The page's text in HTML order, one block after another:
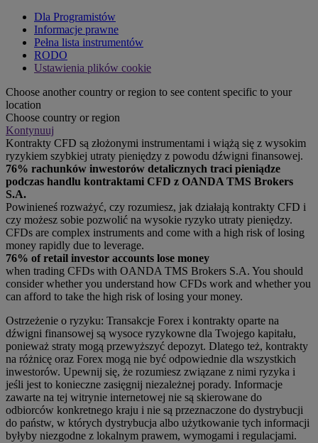
Dla Programistów
Informacje prawne
Pełna lista instrumentów
RODO
Ustawienia plików cookie
Choose another country or region to see content specific to your
location
Choose country or region
Kontynuuj
Kontrakty CFD są złożonymi instrumentami i wiążą się z wysokim
ryzykiem szybkiej utraty pieniędzy z powodu dźwigni finansowej.
76% rachunków inwestorów detalicznych traci pieniądze
podczas handlu kontraktami CFD z OANDA TMS Brokers
S.A.
Powinieneś rozważyć, czy rozumiesz, jak działają kontrakty CFD i
czy możesz sobie pozwolić na wysokie ryzyko utraty pieniędzy.
CFDs are complex instruments and come with a high risk of losing
money rapidly due to leverage.
76% of retail investor accounts lose money
when trading CFDs with OANDA TMS Brokers S.A. You should
consider whether you understand how CFDs work and whether you
can afford to take the high risk of losing your money.
Ostrzeżenie o ryzyku: Transakcje Forex i kontrakty oparte na
dźwigni finansowej są wysoce ryzykowne dla Twojego kapitału,
ponieważ straty mogą przewyższyć depozyt. Dlatego też, kontrakty
na różnicę oraz Forex mogą nie być odpowiednie dla wszystkich
inwestorów. Upewnij się, że rozumiesz związane z nimi ryzyka i
jeśli jest to konieczne zasięgnij niezależnej porady. Informacje
zawarte na tej witrynie internetowej nie są skierowane do
odbiorców konkretnego kraju i nie są przeznaczone do dystrybucji
do państw, w których dystrybucja albo użytkowanie tych informacji
byłyby niezgodne z lokalnym prawem, wymogami i regulacjami.